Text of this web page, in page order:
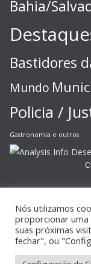
Bahia/
Bastidores
Mundo
Policia /
Gastronomia e outros
Copyright © 2026
Nós utilizamos
proporcionar uma
suas próximas
fechar", ou